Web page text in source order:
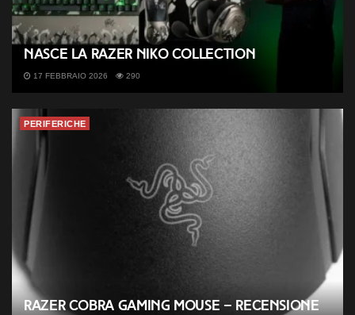
Nasce la Razer NiKo Collection
17 FEBBRAIO 2026 290
PERIFERICHE
Razer Cobra Gaming Mouse – Recensione